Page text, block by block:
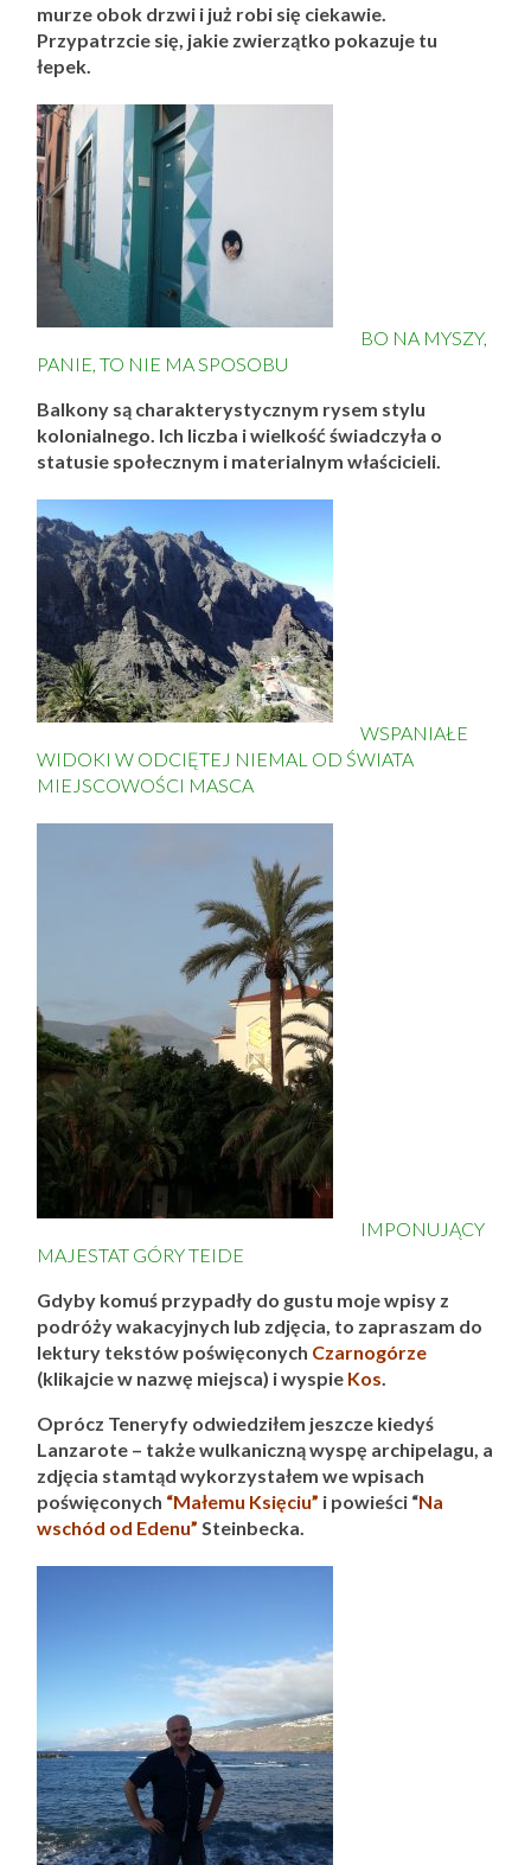
murze obok drzwi i już robi się ciekawie.
Przypatrzcie się, jakie zwierzątko pokazuje tu
łepek.
BO NA MYSZY,
PANIE, TO NIE MA SPOSOBU
Balkony są charakterystycznym rysem stylu
kolonialnego. Ich liczba i wielkość świadczyła o
statusie społecznym i materialnym właścicieli.
WSPANIAŁE
WIDOKI W ODCIĘTEJ NIEMAL OD ŚWIATA
MIEJSCOWOŚCI MASCA
IMPONUJĄCY
MAJESTAT GÓRY TEIDE
Gdyby komuś przypadły do gustu moje wpisy z
podróży wakacyjnych lub zdjęcia, to zapraszam do
lektury tekstów poświęconych Czarnogórze
(klikajcie w nazwę miejsca) i wyspie Kos.
Oprócz Teneryfy odwiedziłem jeszcze kiedyś
Lanzarote – także wulkaniczną wyspę archipelagu, a
zdjęcia stamtąd wykorzystałem we wpisach
poświęconych “Małemu Księciu” i powieści “Na
wschód od Edenu” Steinbecka.